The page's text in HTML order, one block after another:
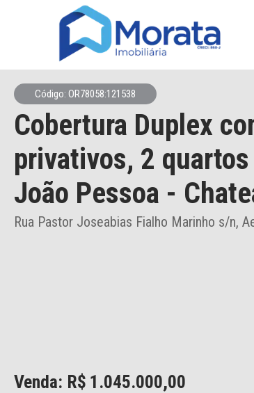
Código: OR78058:121538
Cobertura Duplex
privativos, 2
João Pessoa -
Rua Pastor Joseabias Fialho Marinho s/n,
Venda: R$ 1.045.000,00